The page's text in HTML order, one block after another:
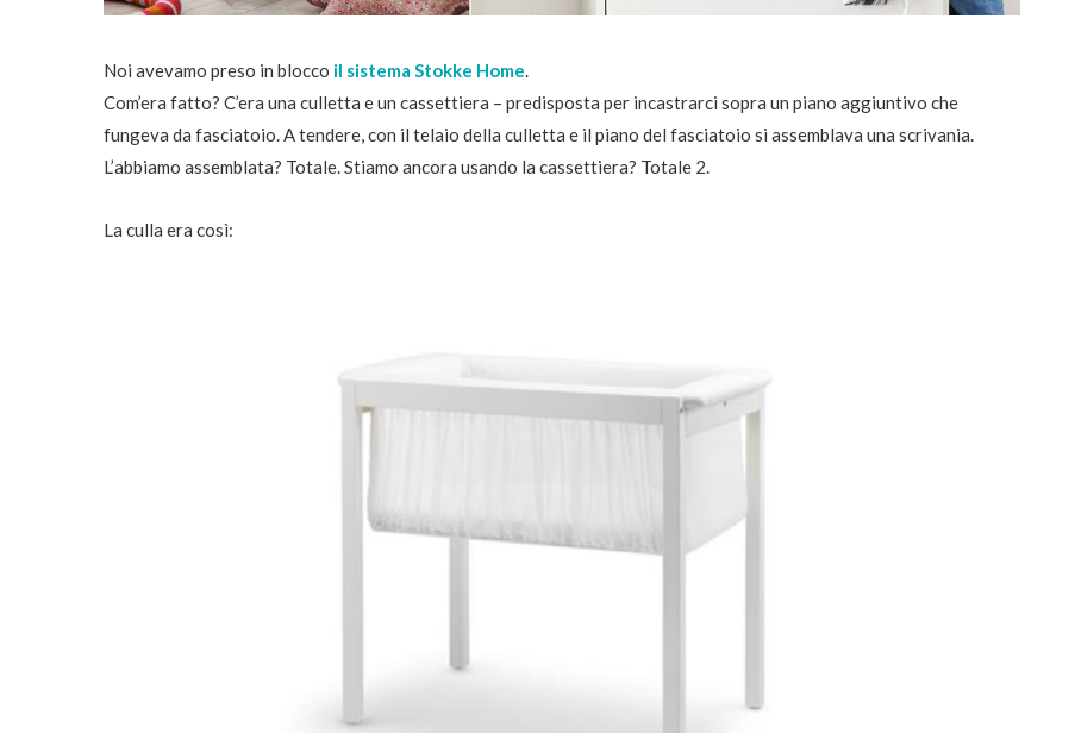
Noi avevamo preso in blocco il sistema Stokke Home.
Com’era fatto? C’era una culletta e un cassettiera – predisposta per incastrarci sopra un piano aggiuntivo che
fungeva da fasciatoio. A tendere, con il telaio della culletta e il piano del fasciatoio si assemblava una scrivania.
L’abbiamo assemblata? Totale. Stiamo ancora usando la cassettiera? Totale 2.
La culla era così: